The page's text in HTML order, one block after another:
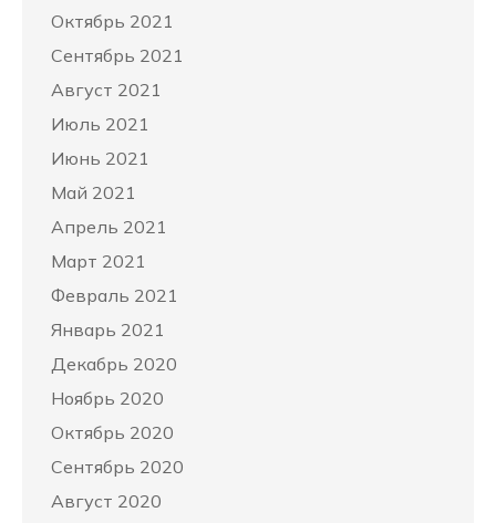
Октябрь 2021
Сентябрь 2021
Август 2021
Июль 2021
Июнь 2021
Май 2021
Апрель 2021
Март 2021
Февраль 2021
Январь 2021
Декабрь 2020
Ноябрь 2020
Октябрь 2020
Сентябрь 2020
Август 2020